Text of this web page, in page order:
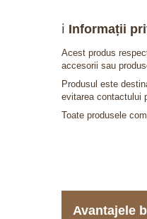
ℹ️ Informații
Acest produs
accesorii sau
Produsul este
evitarea contactului
Toate produsele
Avantajele